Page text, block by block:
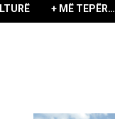
+ MË TEPËR…